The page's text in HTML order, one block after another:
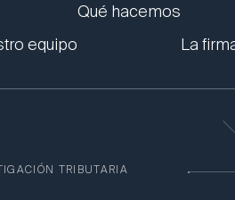
equipo
Qué hacemos
La
TRIBUTARIA